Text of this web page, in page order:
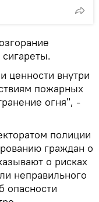
ценности внутри
пожарных
огня", -
полиции
граждан о
о рисках
неправильного
опасности